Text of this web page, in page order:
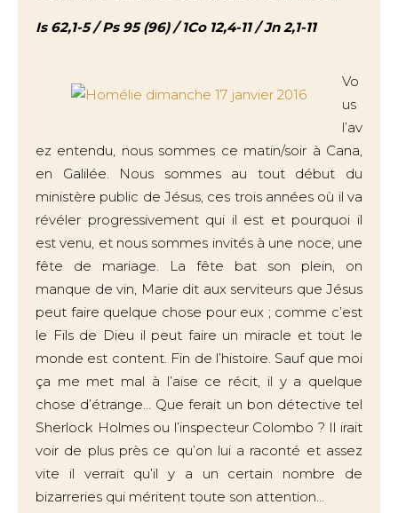
Is 62,1-5 / Ps 95 (96) / 1Co 12,4-11 / Jn 2,1-11
Vo
us
l’av
ez entendu, nous sommes ce matin/soir à Cana,
en Galilée. Nous sommes au tout début du
ministère public de Jésus, ces trois années où il va
révéler progressivement qui il est et pourquoi il
est venu, et nous sommes invités à une noce, une
fête de mariage. La fête bat son plein, on
manque de vin, Marie dit aux serviteurs que Jésus
peut faire quelque chose pour eux ; comme c’est
le Fils de Dieu il peut faire un miracle et tout le
monde est content. Fin de l’histoire. Sauf que moi
ça me met mal à l’aise ce récit, il y a quelque
chose d’étrange… Que ferait un bon détective tel
Sherlock Holmes ou l’inspecteur Colombo ? Il irait
voir de plus près ce qu’on lui a raconté et assez
vite il verrait qu’il y a un certain nombre de
bizarreries qui méritent toute son attention…